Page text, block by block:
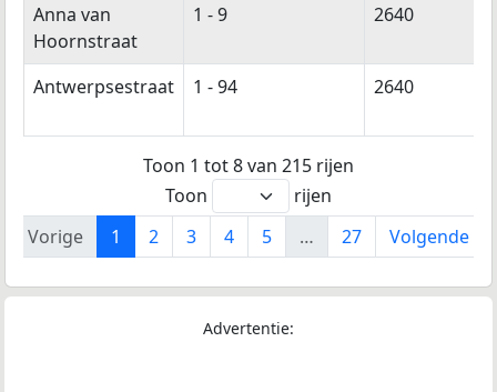
Anna van
Hoornstraat
1 - 9 2640
Antwerpsestraat 1 - 94 2640
Toon 1 tot 8 van 215 rijen
Toon
rijen
Vorige
1 2 3 4 5 … 27 Volgende
Advertentie: